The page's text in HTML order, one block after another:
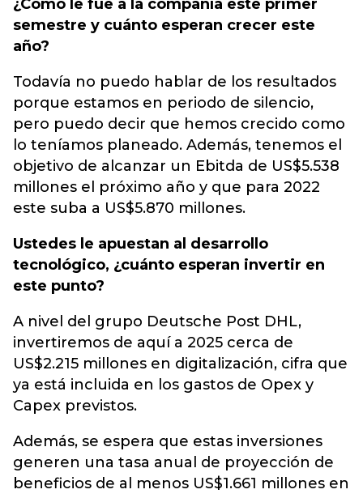
¿Cómo le fue a la compañía este primer
semestre y cuánto esperan crecer este
año?
Todavía no puedo hablar de los resultados
porque estamos en periodo de silencio,
pero puedo decir que hemos crecido como
lo teníamos planeado. Además, tenemos el
objetivo de alcanzar un Ebitda de US$5.538
millones el próximo año y que para 2022
este suba a US$5.870 millones.
Ustedes le apuestan al desarrollo
tecnológico, ¿cuánto esperan invertir en
este punto?
A nivel del grupo Deutsche Post DHL,
invertiremos de aquí a 2025 cerca de
US$2.215 millones en digitalización, cifra que
ya está incluida en los gastos de Opex y
Capex previstos.
Además, se espera que estas inversiones
generen una tasa anual de proyección de
beneficios de al menos US$1.661 millones en